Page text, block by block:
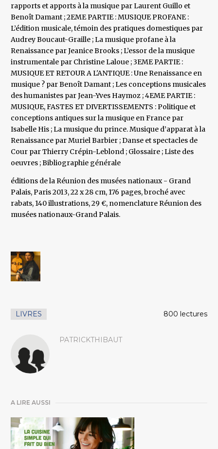
rapports et apports à la musique par Laurent Guillo et
Benoît Damant ; 2EME PARTIE : MUSIQUE PROFANE :
L’édition musicale, témoin des pratiques domestiques par
Audrey Boucaut-Graille ; La musique profane à la
Renaissance par Jeanice Brooks ; L’essor de la musique
instrumentale par Christine Laloue ; 3EME PARTIE :
MUSIQUE ET RETOUR A L'ANTIQUE : Une Renaissance en
musique ? par Benoît Damant ; Les conceptions musicales
des humanistes par Jean-Yves Haymoz ; 4EME PARTIE :
MUSIQUE, FASTES ET DIVERTISSEMENTS : Politique et
conceptions antiques sur la musique en France par
Isabelle His ; La musique du prince. Musique d’apparat à la
Renaissance par Muriel Barbier ; Danse et spectacles de
Cour par Thierry Crépin-Leblond ; Glossaire ; Liste des
oeuvres ; Bibliographie générale
éditions de la Réunion des musées nationaux - Grand
Palais, Paris 2013, 22 x 28 cm, 176 pages, broché avec
rabats, 140 illustrations, 29 €, nomenclature Réunion des
musées nationaux-Grand Palais.
LIVRES 800 lectures
PATRICKTHIBAUT
A LIRE AUSSI